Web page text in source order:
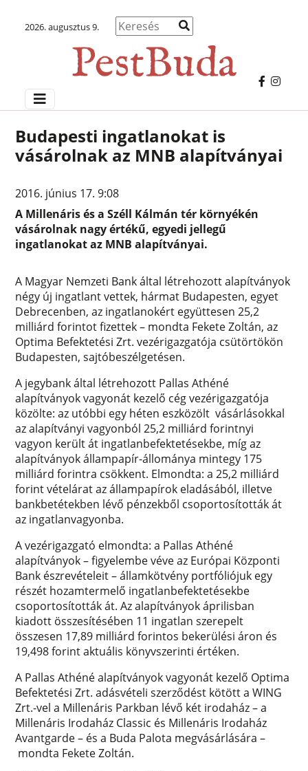
2026. augusztus 9.
Budapesti ingatlanokat is
vásárolnak az MNB alapítványai
2016. június 17. 9:08
A Millenáris és a Széll Kálmán tér környékén
vásárolnak nagy értékű, egyedi jellegű
ingatlanokat az MNB alapítványai.
A Magyar Nemzeti Bank által létrehozott alapítványok
négy új ingatlant vettek, hármat Budapesten, egyet
Debrecenben, az ingatlanokért együttesen 25,2
milliárd forintot fizettek – mondta Fekete Zoltán, az
Optima Befektetési Zrt. vezérigazgatója csütörtökön
Budapesten, sajtóbeszélgetésen.
A jegybank által létrehozott Pallas Athéné
alapítványok vagyonát kezelő cég vezérigazgatója
közölte: az utóbbi egy héten eszközölt vásárlásokkal
az alapítványi vagyonból 25,2 milliárd forintnyi
vagyon került át ingatlanbefektetésekbe, míg az
alapítványok állampapír-állománya mintegy 175
milliárd forintra csökkent. Elmondta: a 25,2 milliárd
forint vételárat az állampapírok eladásából, illetve
bankbetétekben lévő pénzekből csoportosították át
az ingatlanvagyonba.
A vezérigazgató elmondta: a Pallas Athéné
alapítványok – figyelembe véve az Európai Központi
Bank észrevételeit – államkötvény portfóliójuk egy
részét hozamtermelő ingatlanbefektetésekbe
csoportosították át. Az alapítványok áprilisban
kiadott összesítésében 11 ingatlan szerepelt
összesen 17,89 milliárd forintos bekerülési áron és
19,498 forint aktuális könyvszerinti értéken.
A Pallas Athéné alapítványok vagyonát kezelő Optima
Befektetési Zrt. adásvételi szerződést kötött a WING
Zrt.-vel a Millenáris Parkban lévő két irodaház – a
Millenáris Irodaház Classic és Millenáris Irodaház
Avantgarde – és a Buda Palota megvásárlására –
mondta Fekete Zoltán.